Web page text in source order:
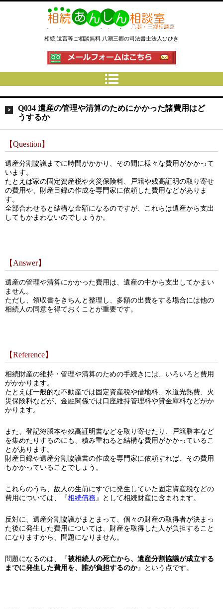
相続あんしん相談室八潮三郷│相
続手続 名義変更 遺言なら埼玉県
の司法書士法人ひびき
相続,遺言等ご相談無料 八潮三郷の司法書士法人ひびき
Q034 遺産の管理や清算のためにかかった諸費用はど
うするか
【Question】
遺産分割協議までに時間がかかり、その間に様々な費用がかかって
います。
たとえば家の固定資産税や火災保険料、戸籍や残高証明の取り寄せ
の費用や、財産目録の作成を専門家に依頼した費用などがありま
す。
全部合わせると結構な金額になるのですが、これらは遺産から支出
してもかまわないのでしょうか。
【Answer】
遺産の管理や清算にかかった費用は、遺産の中から支出してかまい
ません。
ただし、領収書をきちんと整理し、多額の出費をする場合には他の
相続人の同意を得ておくことが重要です。
【Reference】
相続財産の維持・管理や清算のための手続きには、いろいろと費用
がかかります。
たとえば一般的な不動産では固定資産税や借地料、水道光熱費、火
災保険料などが、金融関係では口座維持管理料や貸金庫料などがか
かります。
また、登記簿謄本や残高証明書などを取り寄せたり、戸籍謄本など
を集めたりするのにも、積み重ねると結構な費用がかかっているこ
とがあります。
財産目録や遺産分割協議書の作成を専門家に依頼すれば、その費用
もかかっていることでしょう。
これらのうち、故人の生前にすでに発生していた固定資産税などの
費用については、『相続債務』として相続財産に含まれます。
反対に、遺産分割協議がまとまって、個々の財産の取得者が決まっ
た後に発生した費用については、財産を取得した人が負担すること
になりますから、問題になりません。
問題になるのは、『被相続人の死亡から、遺産分割協議が成立する
までに発生した費用を、誰が負担するのか』という点です。